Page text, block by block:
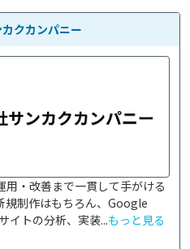
クカンパニー
・改善まで一貫して手がける
規制作はもちろん、Google
イトの分析、実装...もっと見る